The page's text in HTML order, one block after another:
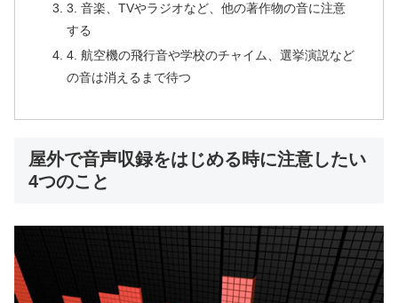
3. 音楽、TVやラジオなど、他の著作物の音に注意
する
4. 航空機の飛行音や学校のチャイム、選挙演説など
の音は消えるまで待つ
屋外で音声収録をはじめる時に注意したい
4つのこと